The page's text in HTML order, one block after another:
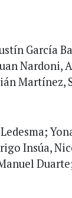
García
Nardoni,
Martínez,
Insúa,